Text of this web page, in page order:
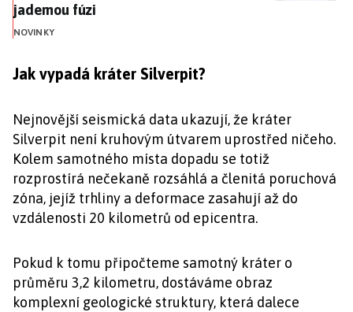
jadernou fúzi
NOVINKY
Jak vypadá kráter Silverpit?
Nejnovější seismická data ukazují, že kráter
Silverpit není kruhovým útvarem uprostřed ničeho.
Kolem samotného místa dopadu se totiž
rozprostírá nečekaně rozsáhlá a členitá poruchová
zóna, jejíž trhliny a deformace zasahují až do
vzdálenosti 20 kilometrů od epicentra.
Pokud k tomu připočteme samotný kráter o
průměru 3,2 kilometru, dostáváme obraz
komplexní geologické struktury, která dalece